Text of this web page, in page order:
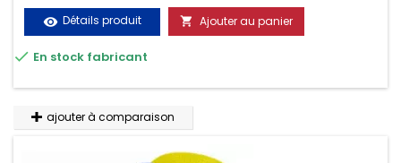
vos chargements pendant le transport. Matière polyester
très résistante aux UV et aux variations de températures,
n'absorbe pas l'eau.
visibility Détails produit  Ajouter au panier
 En stock fabricant
ajouter à comparaison